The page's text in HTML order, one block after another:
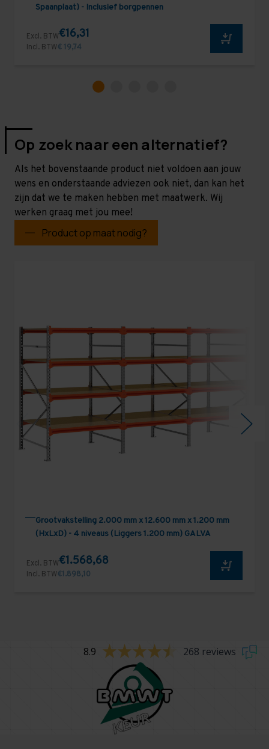
Spaanplaat) - Inclusief borgpennen
Excl. BTW€16,31
Incl. BTW€ 19,74
Op zoek naar een alternatief?
Als het bovenstaande product niet voldoen aan jouw
wens en onderstaande adviezen ook niet, dan kan het
zijn dat we te maken hebben met maatwerk. Wij
werken graag met jou mee!
Product op maat nodig?
Grootvakstelling 2.000 mm x 12.600 mm x 1.200 mm
(HxLxD) - 4 niveaus (Liggers 1.200 mm) GALVA
Excl. BTW€1.568,68
Incl. BTW€1.898,10
8.9 268 reviews